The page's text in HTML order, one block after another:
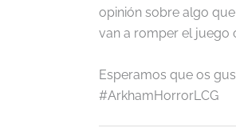
opinión sobre algo
van a romper el juego
Esperamos que os
#ArkhamHorrorLCG